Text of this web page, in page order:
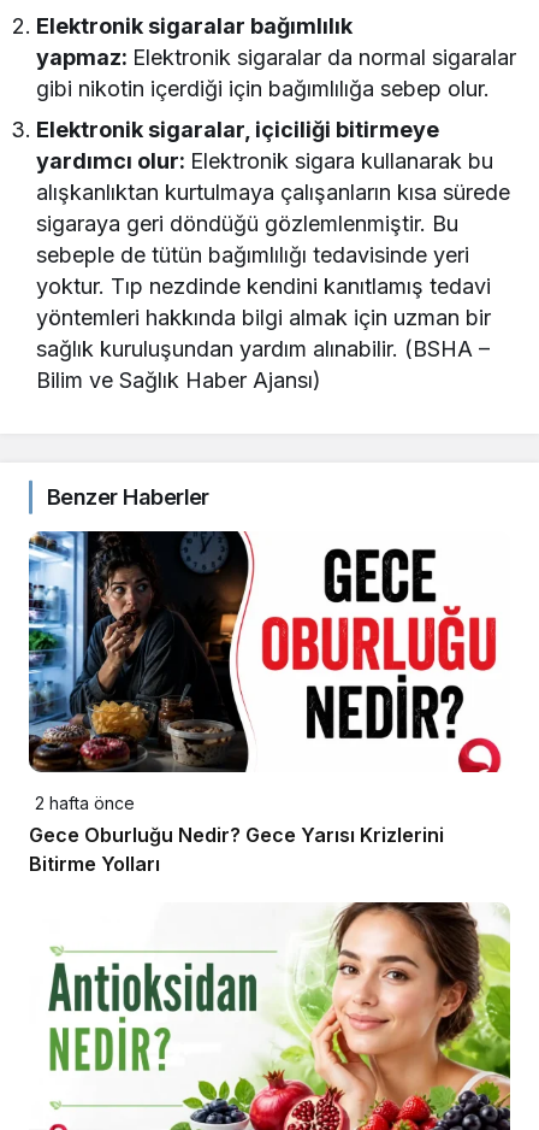
Elektronik sigaralar bağımlılık
yapmaz: Elektronik sigaralar da normal sigaralar
gibi nikotin içerdiği için bağımlılığa sebep olur.
Elektronik sigaralar, içiciliği bitirmeye
yardımcı olur: Elektronik sigara kullanarak bu
alışkanlıktan kurtulmaya çalışanların kısa sürede
sigaraya geri döndüğü gözlemlenmiştir. Bu
sebeple de tütün bağımlılığı tedavisinde yeri
yoktur. Tıp nezdinde kendini kanıtlamış tedavi
yöntemleri hakkında bilgi almak için uzman bir
sağlık kuruluşundan yardım alınabilir. (BSHA –
Bilim ve Sağlık Haber Ajansı)
Benzer Haberler
2 hafta önce
Gece Oburluğu Nedir? Gece Yarısı Krizlerini
Bitirme Yolları